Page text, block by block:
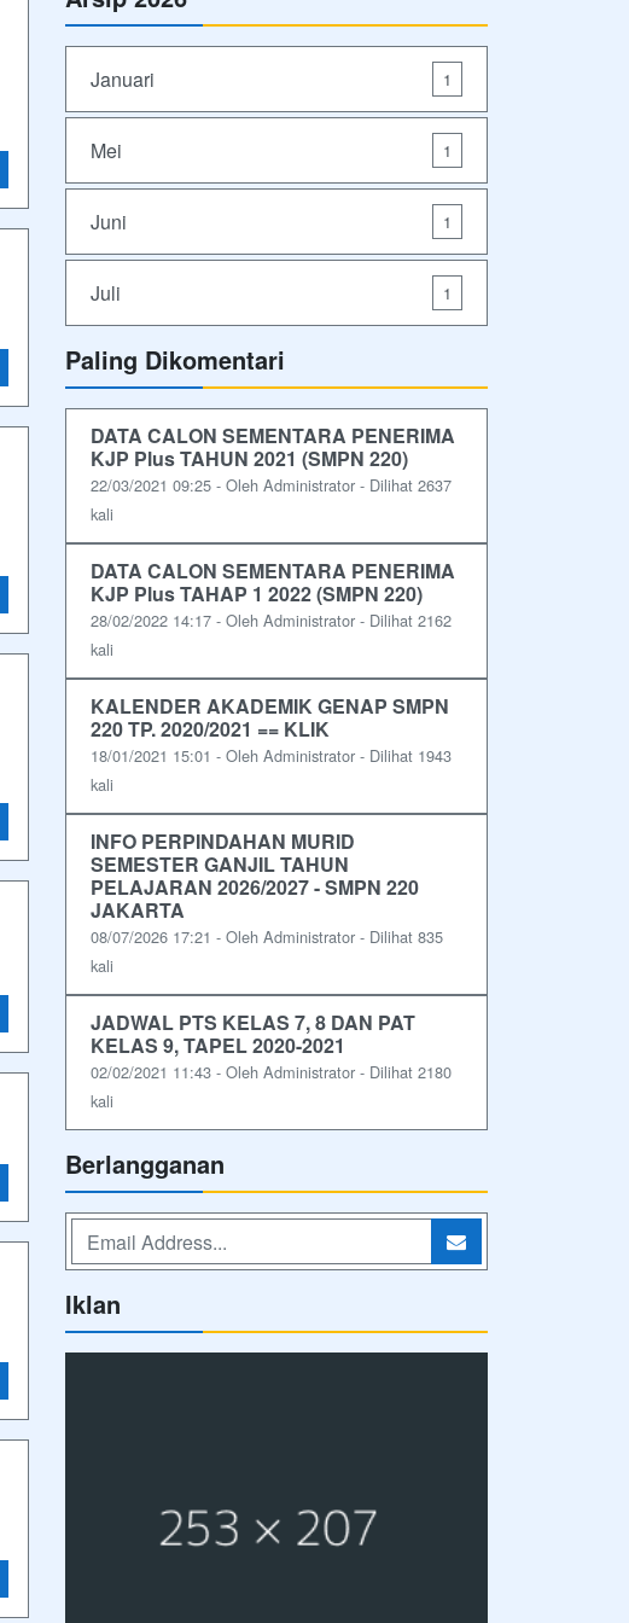
Januari 1
Mei 1
Juni 1
Juli 1
Paling Dikomentari
DATA CALON SEMENTARA PENERIMA
KJP Plus TAHUN 2021 (SMPN 220)
22/03/2021 09:25 - Oleh Administrator - Dilihat 2637
kali
DATA CALON SEMENTARA PENERIMA
KJP Plus TAHAP 1 2022 (SMPN 220)
28/02/2022 14:17 - Oleh Administrator - Dilihat 2162
kali
KALENDER AKADEMIK GENAP SMPN
220 TP. 2020/2021 == KLIK
18/01/2021 15:01 - Oleh Administrator - Dilihat 1943
kali
INFO PERPINDAHAN MURID
SEMESTER GANJIL TAHUN
PELAJARAN 2026/2027 - SMPN 220
JAKARTA
08/07/2026 17:21 - Oleh Administrator - Dilihat 835
kali
JADWAL PTS KELAS 7, 8 DAN PAT
KELAS 9, TAPEL 2020-2021
02/02/2021 11:43 - Oleh Administrator - Dilihat 2180
kali
Berlangganan
Iklan